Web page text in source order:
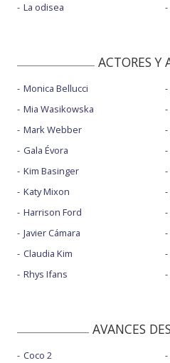
La odisea
ACTORES Y
Monica Bellucci
Mia Wasikowska
Mark Webber
Gala Évora
Kim Basinger
Katy Mixon
Harrison Ford
Javier Cámara
Claudia Kim
Rhys Ifans
AVANCES
Coco 2